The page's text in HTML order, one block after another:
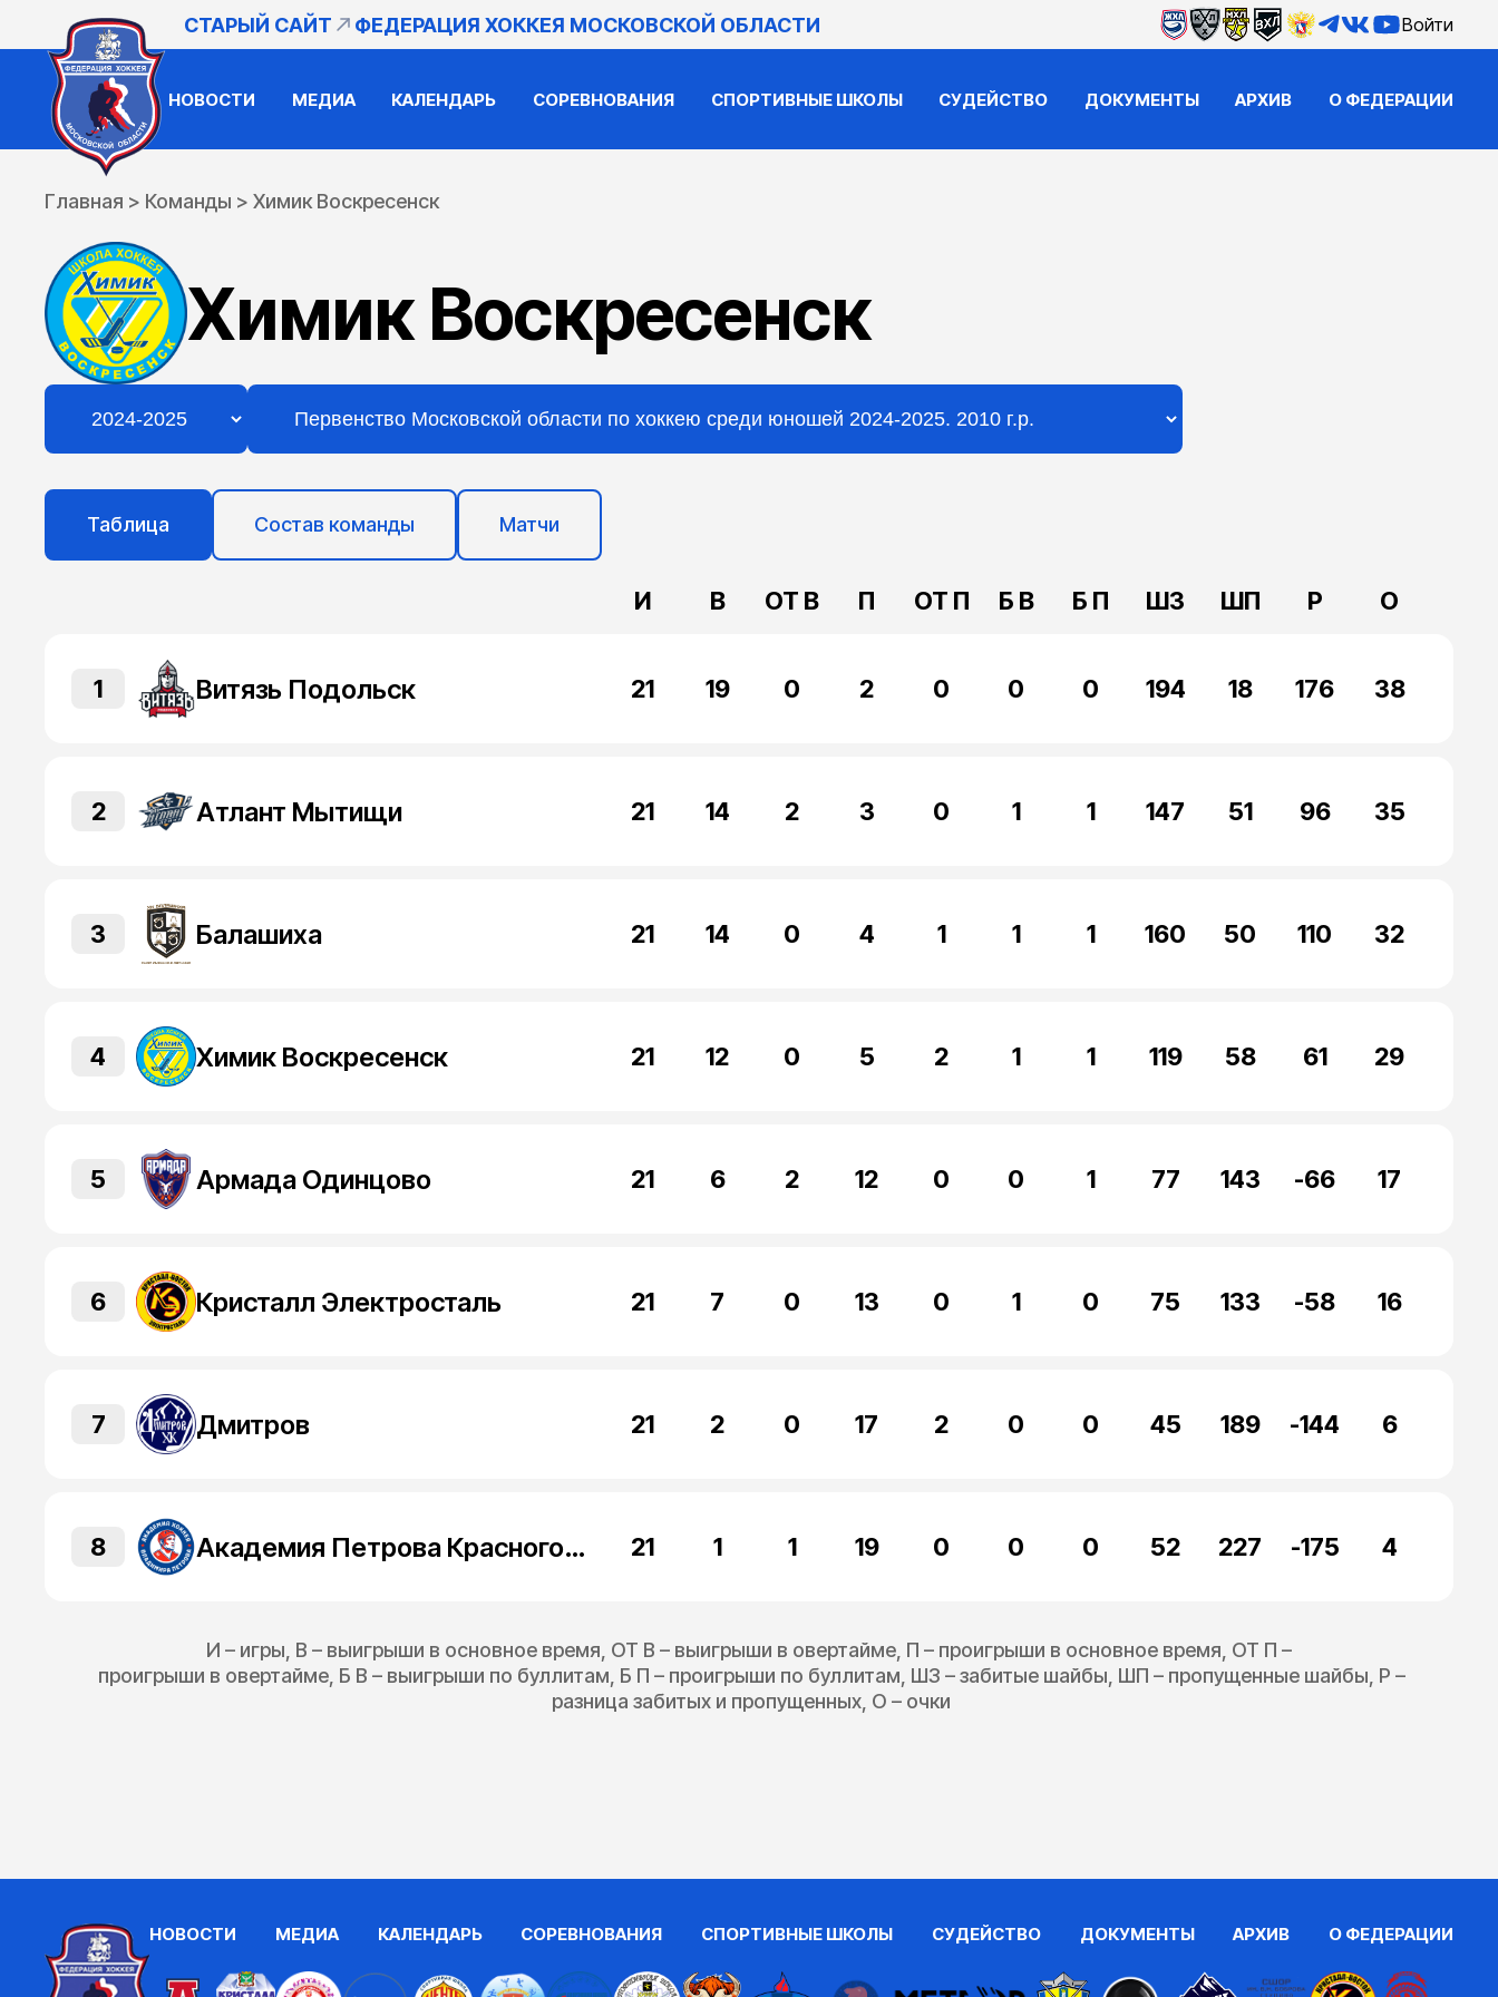
СТАРЫЙ САЙТ ФЕДЕРАЦИЯ ХОККЕЯ МОСКОВСКОЙ ОБЛАСТИ Войти
НОВОСТИ МЕДИА КАЛЕНДАРЬ СОРЕВНОВАНИЯ СПОРТИВНЫЕ ШКОЛЫ СУДЕЙСТВО ДОКУМЕНТЫ АРХИВ О ФЕДЕРАЦИИ
Главная > Команды > Химик Воскресенск
Химик Воскресенск
Таблица Состав команды Матчи
И В ОТ В П ОТ П Б В Б П ШЗ ШП Р О
1 Витязь Подольск 21 19 0 2 0 0 0 194 18 176 38
2 Атлант Мытищи 21 14 2 3 0 1 1 147 51 96 35
3 Балашиха 21 14 0 4 1 1 1 160 50 110 32
4 Химик Воскресенск 21 12 0 5 2 1 1 119 58 61 29
5 Армада Одинцово 21 6 2 12 0 0 1 77 143 -66 17
6 Кристалл Электросталь 21 7 0 13 0 1 0 75 133 -58 16
7 Дмитров 21 2 0 17 2 0 0 45 189 -144 6
8 Академия Петрова Красногорск 21 1 1 19 0 0 0 52 227 -175 4
И – игры, В – выигрыши в основное время, ОТ В – выигрыши в овертайме, П – проигрыши в основное время, ОТ П –
проигрыши в овертайме, Б В – выигрыши по буллитам, Б П – проигрыши по буллитам, ШЗ – забитые шайбы, ШП – пропущенные шайбы, Р –
разница забитых и пропущенных, О – очки
НОВОСТИ МЕДИА КАЛЕНДАРЬ СОРЕВНОВАНИЯ СПОРТИВНЫЕ ШКОЛЫ СУДЕЙСТВО ДОКУМЕНТЫ АРХИВ О ФЕДЕРАЦИИ